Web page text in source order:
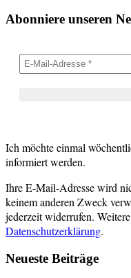
Abonniere unseren
Ich möchte einmal
informiert werden.
Ihre E-Mail-Adresse wird
keinem anderen Zweck
jederzeit widerrufen.
Datenschutzerklärung.
Neueste Beiträge